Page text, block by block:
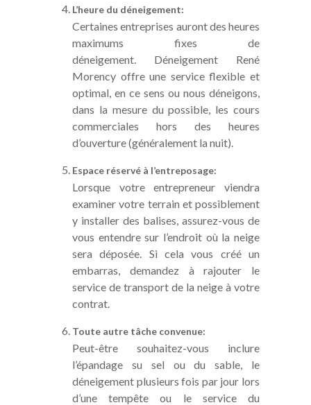
L’heure du déneigement:
Certaines entreprises auront des heures
maximums fixes de
déneigement. Déneigement René
Morency offre une service flexible et
optimal, en ce sens ou nous déneigons,
dans la mesure du possible, les cours
commerciales hors des heures
d’ouverture (généralement la nuit).
Espace réservé à l’entreposage:
Lorsque votre entrepreneur viendra
examiner votre terrain et possiblement
y installer des balises, assurez-vous de
vous entendre sur l’endroit où la neige
sera déposée. Si cela vous créé un
embarras, demandez à rajouter le
service de transport de la neige à votre
contrat.
Toute autre tâche convenue:
Peut-être souhaitez-vous inclure
l’épandage su sel ou du sable, le
déneigement plusieurs fois par jour lors
d’une tempête ou le service du